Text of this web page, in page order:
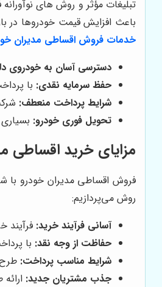
تبلیغات مؤثر و روش های
باعث افزایش قیمت خودروها در
خدمات فروش اقساطی مدیران
دسترسی آسان به خودروی
حفظ سرمایه نقدی: با
شرایط پرداخت منعطف:
تحویل فوری خودرو:
مزایای خرید اقساطی
فروش اقساطی مدیران خودرو با
روش می‌پردازیم:
آسانی فرآیند خرید: فرآیند
حفاظت از وجه نقد: با
شرایط مناسب پرداخت:
جذب مشتریان جدید: